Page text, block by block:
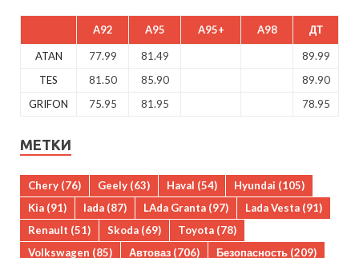
A92 A95 A95+ A98 ДТ
ATAN 77.99 81.49
89.99
TES
81.50 85.90
89.90
GRIFON
75.95 81.95 78.95
МЕТКИ
Chery (76) Geely (63) Haval (54) Hyundai (105)
Kia (91) lada (87) LAda Granta (97) Lada Vesta (91)
Renault (51) Skoda (69) Toyota (78)
Volkswagen (85) Автоваз (706) Безопасность (209)